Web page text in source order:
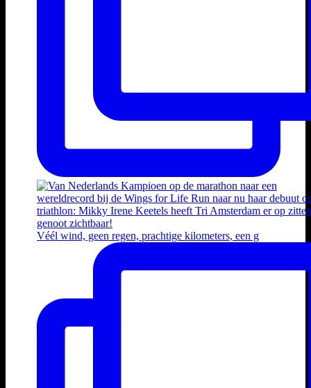
Véél wind, geen regen, prachtige kilometers, een g